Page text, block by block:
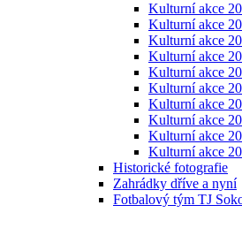
Kulturní akce
Kulturní akce
Kulturní akce
Kulturní akce
Kulturní akce
Kulturní akce
Kulturní akce
Kulturní akce
Kulturní akce
Kulturní akce
Historické fotografie
Zahrádky dříve a nyní
Fotbalový tým TJ